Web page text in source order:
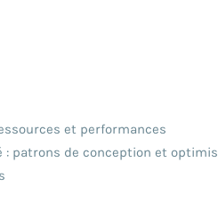
et performances
: patrons de conception et